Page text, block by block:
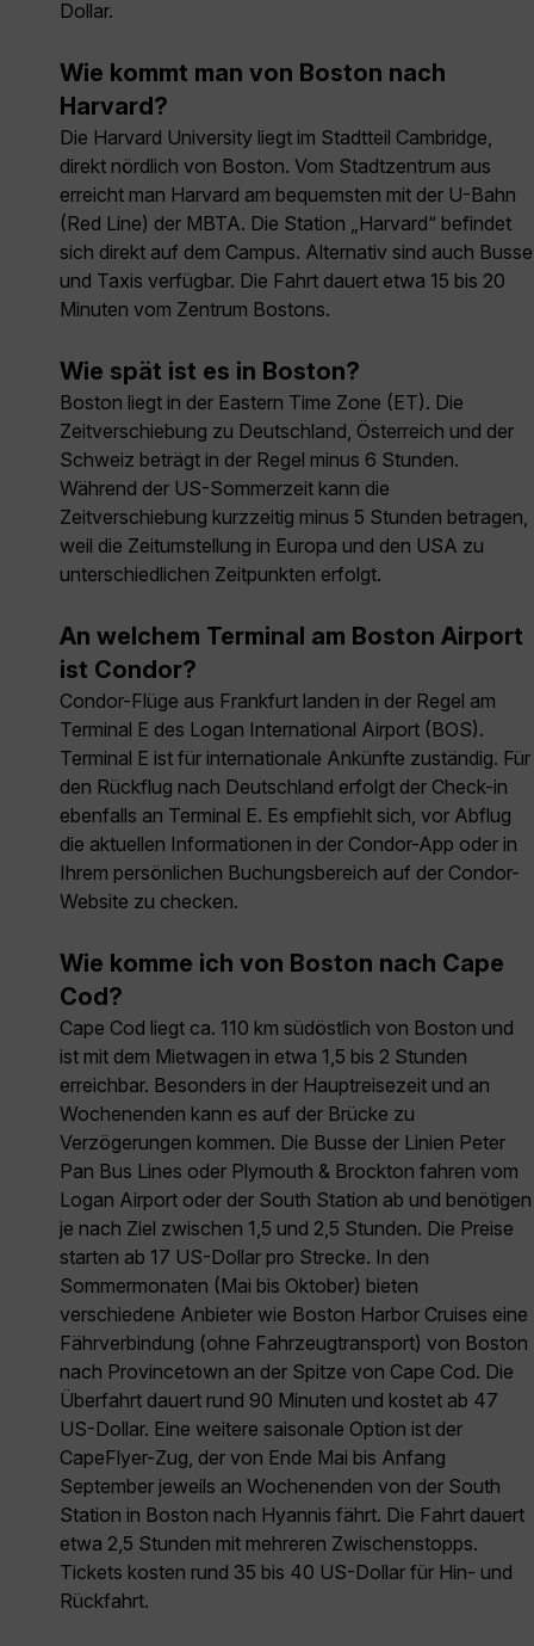
Dollar.
Wie kommt man von Boston nach
Harvard?
Die Harvard University liegt im Stadtteil Cambridge,
direkt nördlich von Boston. Vom Stadtzentrum aus
erreicht man Harvard am bequemsten mit der U-Bahn
(Red Line) der MBTA. Die Station „Harvard“ befindet
sich direkt auf dem Campus. Alternativ sind auch Busse
und Taxis verfügbar. Die Fahrt dauert etwa 15 bis 20
Minuten vom Zentrum Bostons.
Wie spät ist es in Boston?
Boston liegt in der Eastern Time Zone (ET). Die
Zeitverschiebung zu Deutschland, Österreich und der
Schweiz beträgt in der Regel minus 6 Stunden.
Während der US-Sommerzeit kann die
Zeitverschiebung kurzzeitig minus 5 Stunden betragen,
weil die Zeitumstellung in Europa und den USA zu
unterschiedlichen Zeitpunkten erfolgt.
An welchem Terminal am Boston Airport
ist Condor?
Condor-Flüge aus Frankfurt landen in der Regel am
Terminal E des Logan International Airport (BOS).
Terminal E ist für internationale Ankünfte zuständig. Für
den Rückflug nach Deutschland erfolgt der Check-in
ebenfalls an Terminal E. Es empfiehlt sich, vor Abflug
die aktuellen Informationen in der Condor-App oder in
Ihrem persönlichen Buchungsbereich auf der Condor-
Website zu checken.
Wie komme ich von Boston nach Cape
Cod?
Cape Cod liegt ca. 110 km südöstlich von Boston und
ist mit dem Mietwagen in etwa 1,5 bis 2 Stunden
erreichbar. Besonders in der Hauptreisezeit und an
Wochenenden kann es auf der Brücke zu
Verzögerungen kommen. Die Busse der Linien Peter
Pan Bus Lines oder Plymouth & Brockton fahren vom
Logan Airport oder der South Station ab und benötigen
je nach Ziel zwischen 1,5 und 2,5 Stunden. Die Preise
starten ab 17 US-Dollar pro Strecke. In den
Sommermonaten (Mai bis Oktober) bieten
verschiedene Anbieter wie Boston Harbor Cruises eine
Fährverbindung (ohne Fahrzeugtransport) von Boston
nach Provincetown an der Spitze von Cape Cod. Die
Überfahrt dauert rund 90 Minuten und kostet ab 47
US-Dollar. Eine weitere saisonale Option ist der
CapeFlyer-Zug, der von Ende Mai bis Anfang
September jeweils an Wochenenden von der South
Station in Boston nach Hyannis fährt. Die Fahrt dauert
etwa 2,5 Stunden mit mehreren Zwischenstopps.
Tickets kosten rund 35 bis 40 US-Dollar für Hin- und
Rückfahrt.